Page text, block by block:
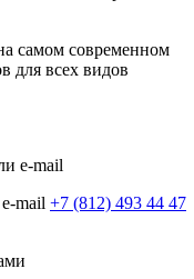
самом современном
для всех видов
mail +7 (812) 493 44 47